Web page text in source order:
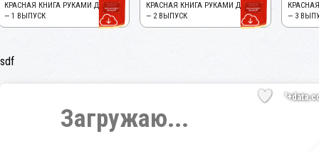
КРАСНАЯ КНИГА РУКАМИ ДЕТЕЙ!
— 1 ВЫПУСК
КРАСНАЯ КНИГА РУКАМИ ДЕТЕЙ!
— 2 ВЫПУСК
— 3
sdf
Загружаю...